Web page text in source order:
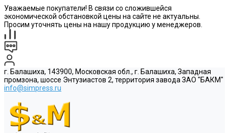
Уважаемые покупатели! В связи со сложившейся
экономической обстановкой цены на сайте не актуальны.
Просим уточнять цены на нашу продукцию у менеджеров.
г. Балашиха, 143900, Московская обл., г. Балашиха, Западная
промзона, шоссе Энтузиастов 2, территория завода ЗАО "БАКМ"
info@simpress.ru